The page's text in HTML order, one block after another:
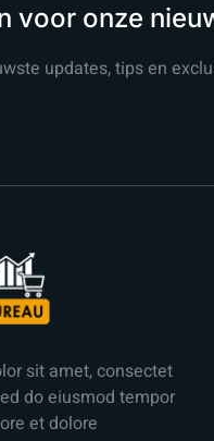
voor onze
updates, tips en
sit amet, consectet
do eiusmod tempor
et dolore